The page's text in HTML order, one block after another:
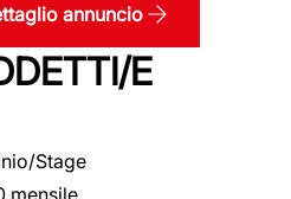
annuncio
E
Stage
mensile